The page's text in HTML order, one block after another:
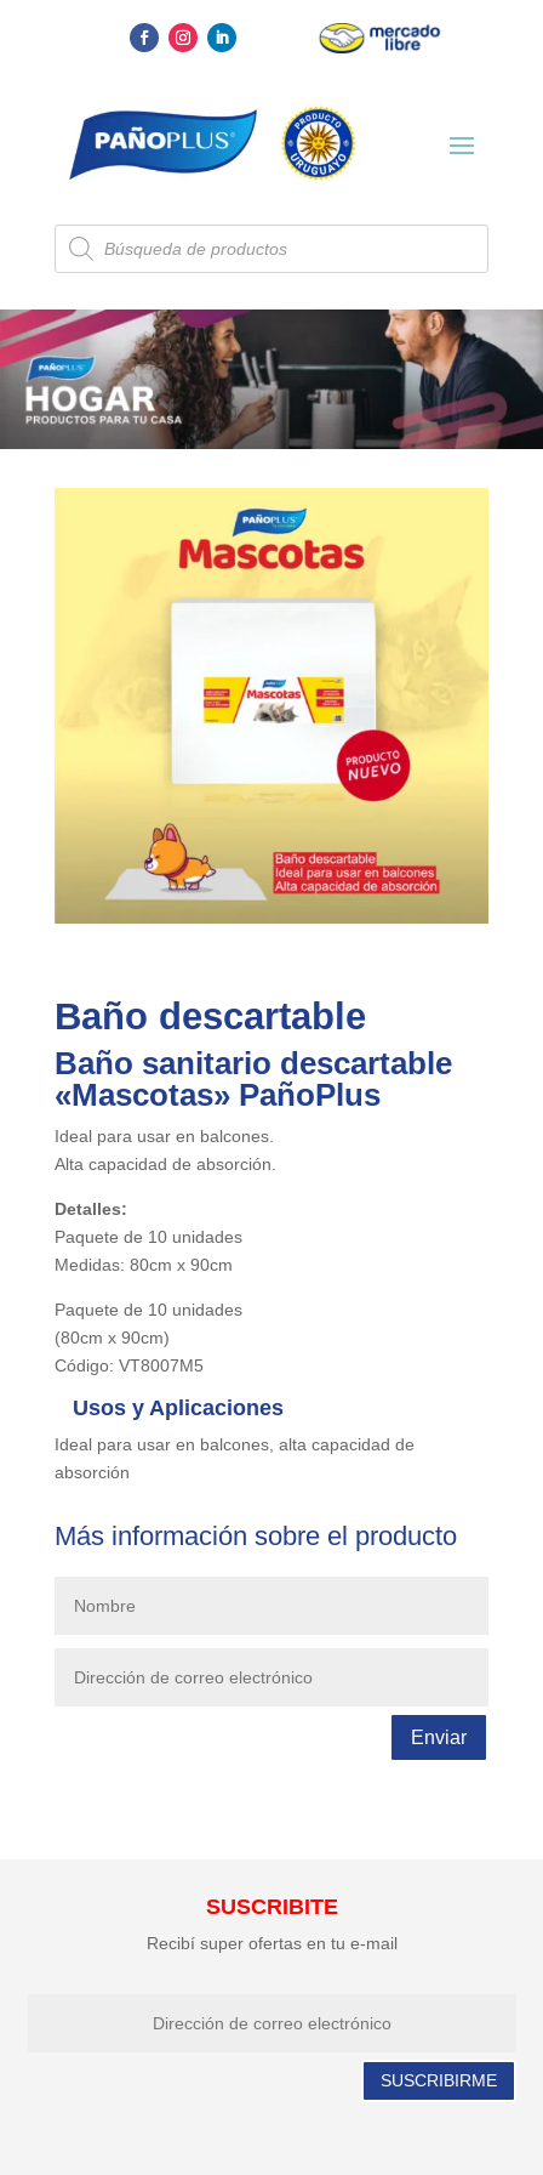
Búsqueda
de
productos
Baño descartable
Baño sanitario descartable
«Mascotas» PañoPlus
Ideal para usar en balcones.
Alta capacidad de absorción.
Detalles:
Paquete de 10 unidades
Medidas: 80cm x 90cm
Paquete de 10 unidades
(80cm x 90cm)
Código: VT8007M5
Usos y Aplicaciones
Ideal para usar en balcones, alta capacidad de
absorción
Más información sobre el producto
Enviar
SUSCRIBITE
Recibí super ofertas en tu e-mail
SUSCRIBIRME